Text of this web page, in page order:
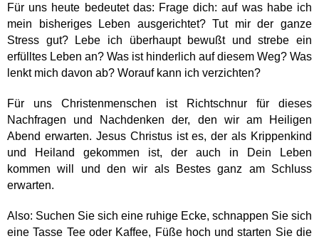
Für uns heute bedeutet das: Frage dich: auf was habe ich
mein bisheriges Leben ausgerichtet? Tut mir der ganze
Stress gut? Lebe ich überhaupt bewußt und strebe ein
erfülltes Leben an? Was ist hinderlich auf diesem Weg? Was
lenkt mich davon ab? Worauf kann ich verzichten?
Für uns Christenmenschen ist Richtschnur für dieses
Nachfragen und Nachdenken der, den wir am Heiligen
Abend erwarten. Jesus Christus ist es, der als Krippenkind
und Heiland gekommen ist, der auch in Dein Leben
kommen will und den wir als Bestes ganz am Schluss
erwarten.
Also: Suchen Sie sich eine ruhige Ecke, schnappen Sie sich
eine Tasse Tee oder Kaffee, Füße hoch und starten Sie die